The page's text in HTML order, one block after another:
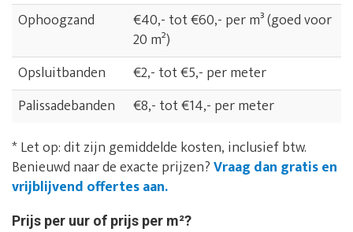
Ophoogzand
€40,- tot €60,- per m³ (goed voor
20 m²)
Opsluitbanden
€2,- tot €5,- per meter
Palissadebanden
€8,- tot €14,- per meter
* Let op: dit zijn gemiddelde kosten, inclusief btw.
Benieuwd naar de exacte prijzen?Vraag dan gratis en
vrijblijvend offertes aan.
Prijs per uur of prijs per m²?